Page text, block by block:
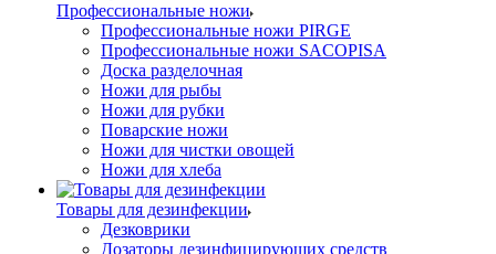
Профессиональные ножи
Профессиональные ножи PIRGE
Профессиональные ножи SACOPISA
Доска разделочная
Ножи для рыбы
Ножи для рубки
Поварские ножи
Ножи для чистки овощей
Ножи для хлеба
Товары для дезинфекции
Дезковрики
Дозаторы дезинфицирующих средств